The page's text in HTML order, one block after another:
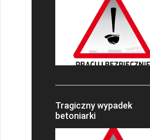
Tragiczny wypadek
betoniarki